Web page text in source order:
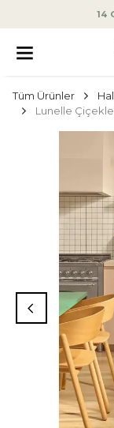
14
Tüm Ürünler
Lunelle